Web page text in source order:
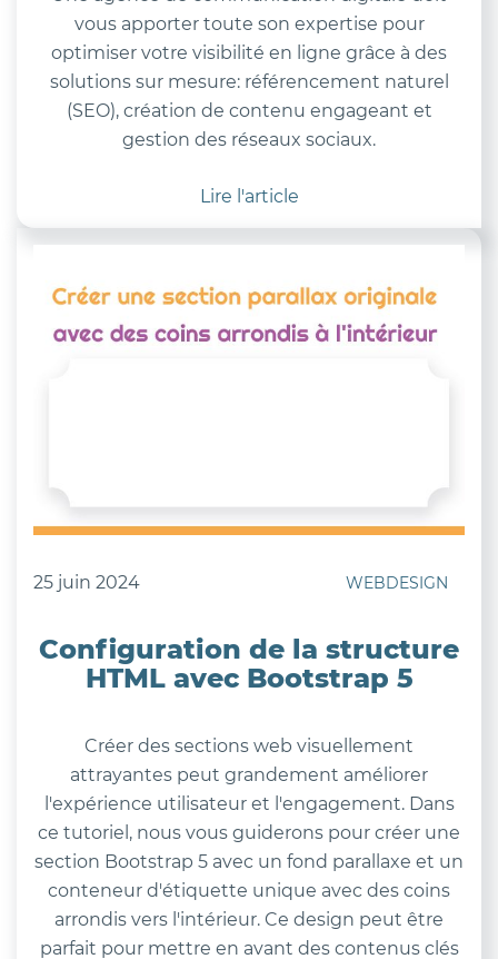
vous apporter toute son expertise pour
optimiser votre visibilité en ligne grâce à des
solutions sur mesure: référencement naturel
(SEO), création de contenu engageant et
gestion des réseaux sociaux.
Lire l'article
25 juin 2024 WEBDESIGN
Configuration de la structure
HTML avec Bootstrap 5
Créer des sections web visuellement
attrayantes peut grandement améliorer
l'expérience utilisateur et l'engagement. Dans
ce tutoriel, nous vous guiderons pour créer une
section Bootstrap 5 avec un fond parallaxe et un
conteneur d'étiquette unique avec des coins
arrondis vers l'intérieur. Ce design peut être
parfait pour mettre en avant des contenus clés